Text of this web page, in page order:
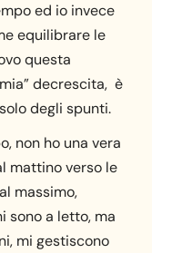
ed io invece
equilibrare le
questa
decrescita, è
degli spunti.
non ho una vera
mattino verso le
massimo,
sono a letto, ma
mi gestiscono